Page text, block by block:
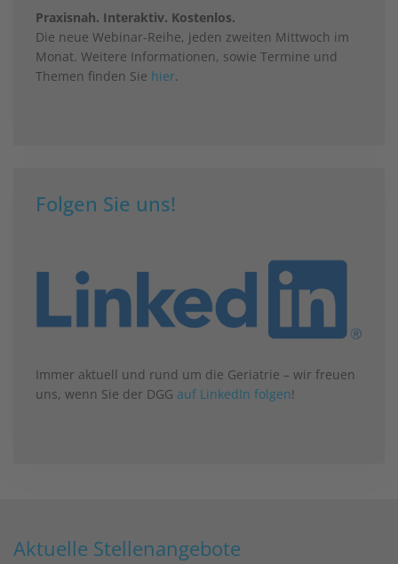
Praxisnah. Interaktiv. Kostenlos.
Die neue Webinar-Reihe, jeden zweiten Mittwoch im
Monat. Weitere Informationen, sowie Termine und
Themen finden Sie hier.
Folgen Sie uns!
Immer aktuell und rund um die Geriatrie – wir freuen
uns, wenn Sie der DGG auf LinkedIn folgen!
Aktuelle Stellenangebote